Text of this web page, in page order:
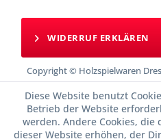
WIDERRUF ERKLÄREN
Copyright © Holzspielwaren
Diese Website benutzt
Betrieb der Website
werden. Andere Cookies,
dieser Website erhöhen, der